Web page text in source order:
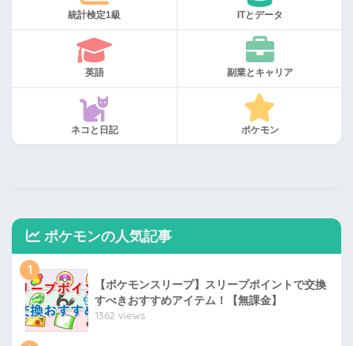
統計検定1級 ITとデータ
英語 副業とキャリア
ネコと日記 ポケモン
ポケモンの人気記事
1
【ポケモンスリープ】スリープポイントで交換
すべきおすすめアイテム！【無課金】
1362 views